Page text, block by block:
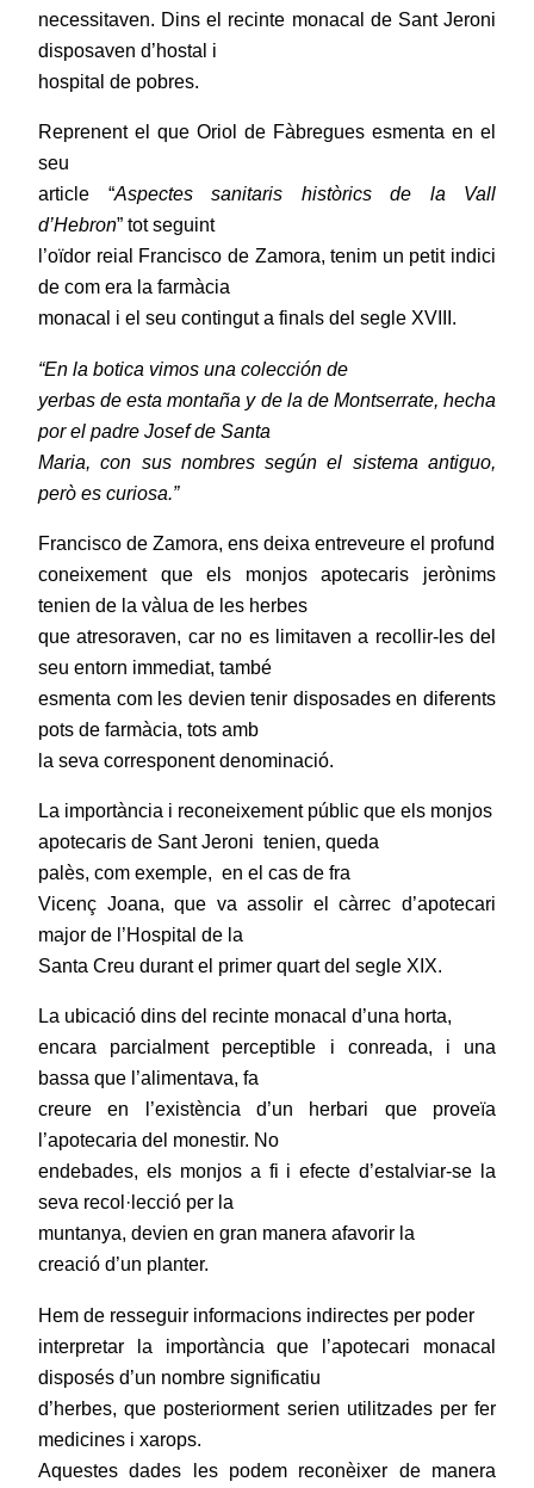
necessitaven. Dins el recinte monacal de Sant Jeroni
disposaven d’hostal i
hospital de pobres.
Reprenent el que Oriol de Fàbregues esmenta en el
seu
article “Aspectes sanitaris històrics de la Vall
d’Hebron” tot seguint
l’oïdor reial Francisco de Zamora, tenim un petit indici
de com era la farmàcia
monacal i el seu contingut a finals del segle XVIII.
“En la botica vimos una colección de
yerbas de esta montaña y de la de Montserrate, hecha
por el padre Josef de Santa
Maria, con sus nombres según el sistema antiguo,
però es curiosa.”
Francisco de Zamora, ens deixa entreveure el profund
coneixement que els monjos apotecaris jerònims
tenien de la vàlua de les herbes
que atresoraven, car no es limitaven a recollir-les del
seu entorn immediat, també
esmenta com les devien tenir disposades en diferents
pots de farmàcia, tots amb
la seva corresponent denominació.
La importància i reconeixement públic que els monjos
apotecaris de Sant Jeroni tenien, queda
palès, com exemple, en el cas de fra
Vicenç Joana, que va assolir el càrrec d’apotecari
major de l’Hospital de la
Santa Creu durant el primer quart del segle XIX.
La ubicació dins del recinte monacal d’una horta,
encara parcialment perceptible i conreada, i una
bassa que l’alimentava, fa
creure en l’existència d’un herbari que proveïa
l’apotecaria del monestir. No
endebades, els monjos a fi i efecte d’estalviar-se la
seva recol·lecció per la
muntanya, devien en gran manera afavorir la
creació d’un planter.
Hem de resseguir informacions indirectes per poder
interpretar la importància que l’apotecari monacal
disposés d’un nombre significatiu
d’herbes, que posteriorment serien utilitzades per fer
medicines i xarops.
Aquestes dades les podem reconèixer de manera